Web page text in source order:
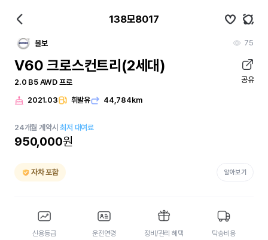
138모8017
볼보 75
V60 크로스컨트리(2세대)
2.0 B5 AWD 프로 공유
2021.03 휘발유 44,784km
24개월 계약시최저 대여료
950,000원
자차 포함 알아보기
신용등급 운전연령 정비/관리 혜택 탁송비용